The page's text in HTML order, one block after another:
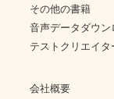
その他の書籍
音声データダウン
テストクリエイタ
会社概要